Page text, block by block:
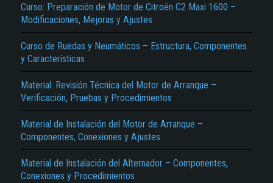
Curso: Preparación de Motor de Citroën C2 Maxi 1600 –
Modificaciones, Mejoras y Ajustes
Curso de Ruedas y Neumáticos – Estructura, Componentes
y Características
Material: Revisión Técnica del Motor de Arranque –
Verificación, Pruebas y Procedimientos
Material de Instalación del Motor de Arranque –
Componentes, Conexiones y Ajustes
Material de Instalación del Alternador – Componentes,
Conexiones y Procedimientos